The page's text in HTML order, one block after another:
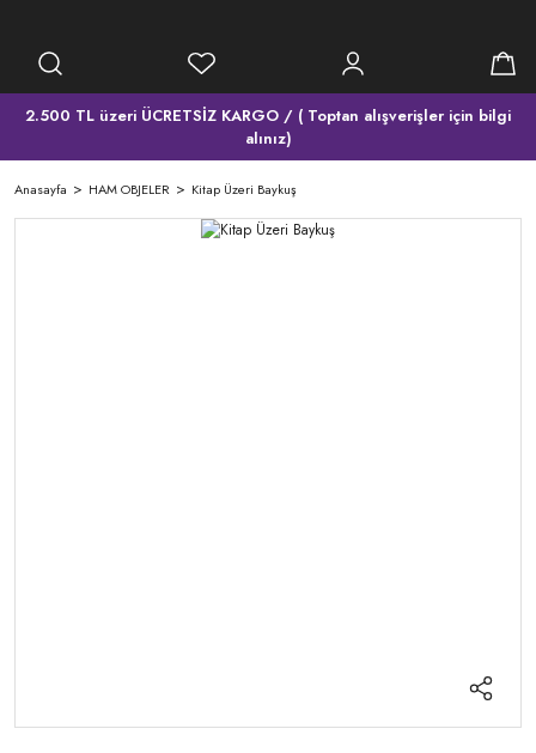
2.500 TL üzeri ÜCRETSİZ KARGO / ( Toptan alışverişler için bilgi
alınız)
Anasayfa HAM OBJELER Kitap Üzeri Baykuş